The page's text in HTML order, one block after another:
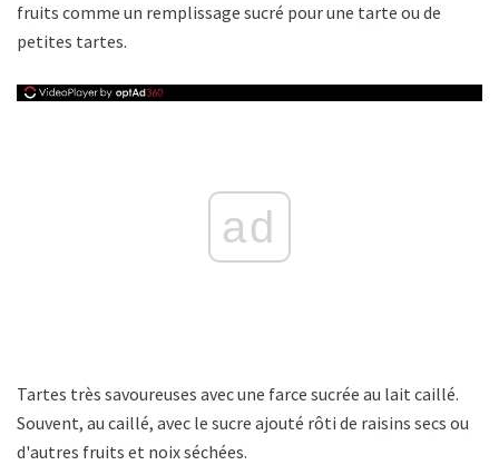
fruits comme un remplissage sucré pour une tarte ou de
petites tartes.
ad
Tartes très savoureuses avec une farce sucrée au lait caillé.
Souvent, au caillé, avec le sucre ajouté rôti de raisins secs ou
d'autres fruits et noix séchées.